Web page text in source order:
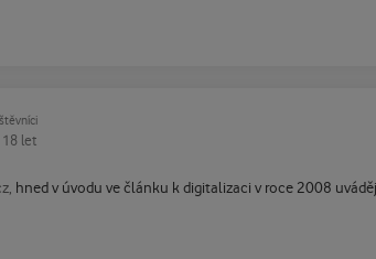
18 let
hned v úvodu ve článku k digitalizaci v roce 2008